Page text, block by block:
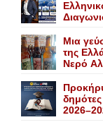
Mια
της
Nερό